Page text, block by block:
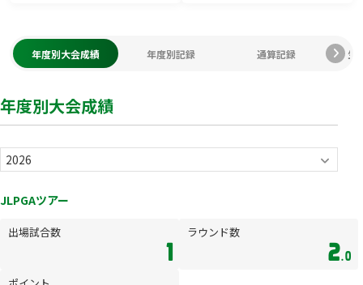
年度別大会成績 年度別記録 通算記録 生
年度別大会成績
JLPGAツアー
出場試合数
1
ラウンド数
2.0